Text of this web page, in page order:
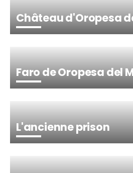
Château d'Oropesa
Faro de Oropesa del
L'ancienne prison